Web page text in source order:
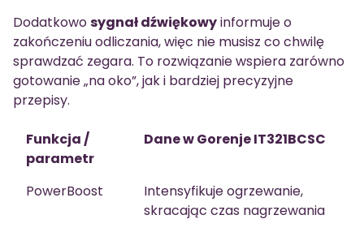
Dodatkowosygnał dźwiękowyinformuje o
zakończeniu odliczania, więc nie musisz co chwilę
sprawdzać zegara. To rozwiązanie wspiera zarówno
gotowanie „na oko”, jak i bardziej precyzyjne
przepisy.
Funkcja /
parametr
Dane w Gorenje IT321BCSC
PowerBoost
Intensyfikuje ogrzewanie,
skracając czas nagrzewania